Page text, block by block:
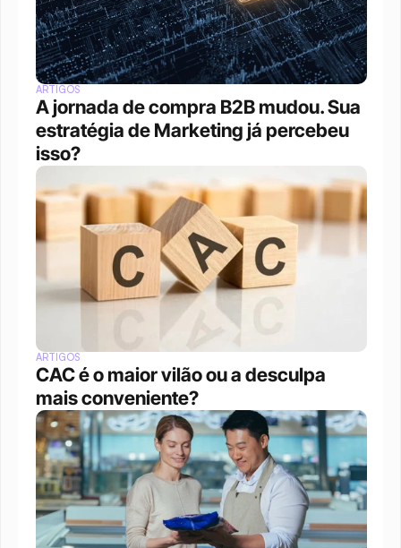
ARTIGOS
A jornada de compra B2B mudou. Sua
estratégia de Marketing já percebeu
isso?
ARTIGOS
CAC é o maior vilão ou a desculpa
mais conveniente?